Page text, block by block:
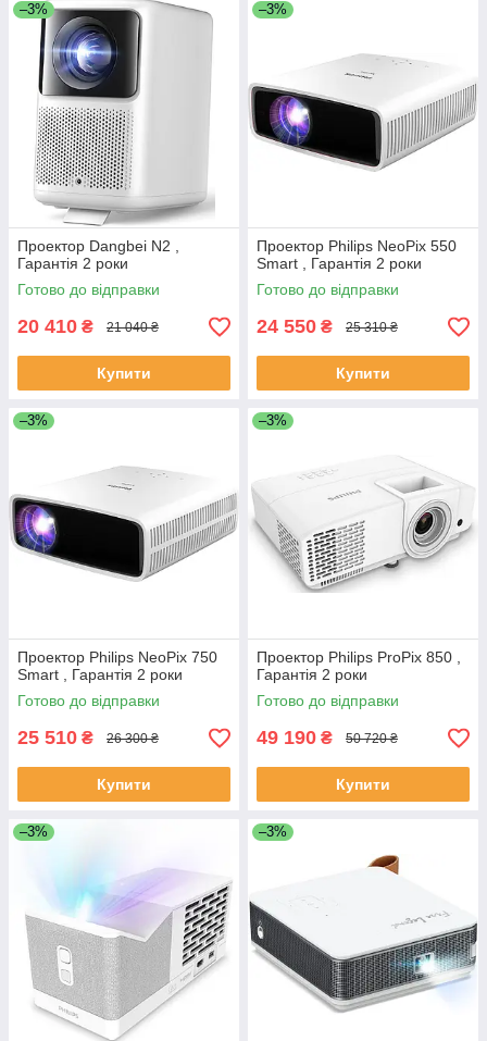
–3%
Проектор Dangbei N2 ,
Гарантія 2 роки
Готово до відправки
20 410 ₴ 21 040 ₴
Купити
–3%
Проектор Philips NeoPix 550
Smart , Гарантія 2 роки
Готово до відправки
24 550 ₴ 25 310 ₴
Купити
–3%
Проектор Philips NeoPix 750
Smart , Гарантія 2 роки
Готово до відправки
25 510 ₴ 26 300 ₴
Купити
–3%
Проектор Philips ProPix 850 ,
Гарантія 2 роки
Готово до відправки
49 190 ₴ 50 720 ₴
Купити
–3% –3%